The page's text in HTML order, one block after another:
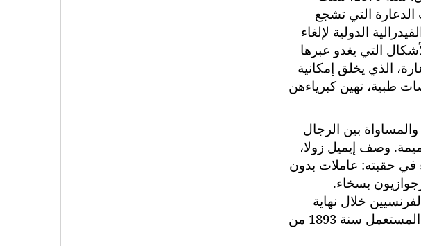
الدعارة التي تشجع
سبع سنوات بعد ذلك، بالضبط سنة 1877، أعلنت الفيدرالية الدولية لإلغاء
التي يغدو عبرها
الذي يخلق إمكانية
طبية، تهين كبرياءهن
والمساواة بين الرجال
وصف إيميل زولا،
البغاء في حقبته: عاملات بدون
بسخاء.
خلال نهاية
القرن، بأن هؤلاء النسوة، أولاً وقبل كل شيء، عاهرات بل "منحلاّت": إنه المفهوم المستعمل سنة 1893 من